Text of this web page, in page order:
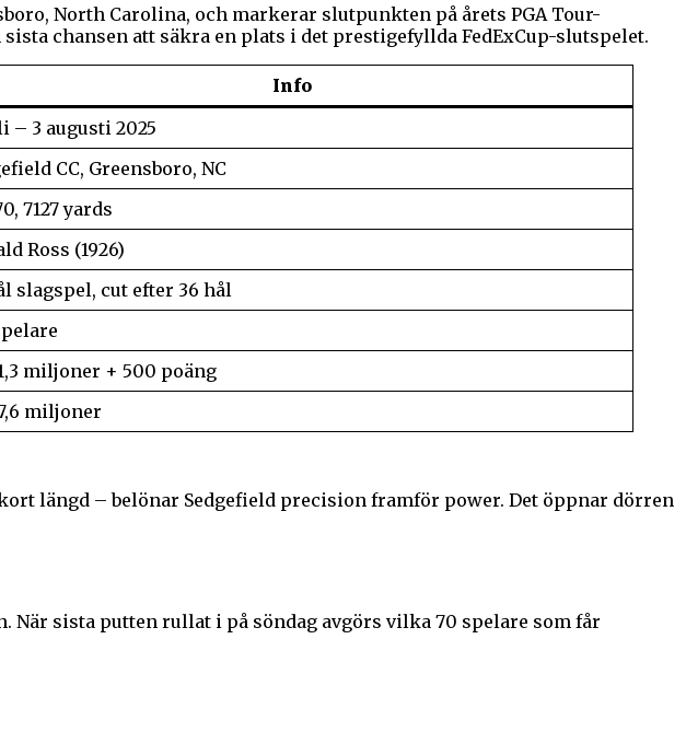
North Carolina, och markerar slutpunkten på årets PGA Tour-
chansen att säkra en plats i det prestigefyllda FedExCup-slutspelet.
Info
– 3 augusti 2025
CC, Greensboro, NC
7127 yards
Ross (1926)
slagspel, cut efter 36 hål
miljoner + 500 poäng
miljoner
längd – belönar Sedgefield precision framför power. Det öppnar dörren
sista putten rullat i på söndag avgörs vilka 70 spelare som får